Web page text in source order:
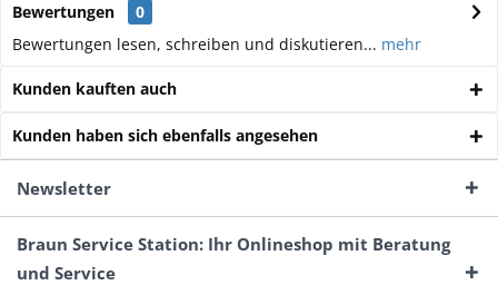
Bewertungen
0
Bewertungen lesen, schreiben und diskutieren... mehr
Kunden kauften auch
Kunden haben sich ebenfalls angesehen
Newsletter
Braun Service Station: Ihr Onlineshop mit Beratung
und Service